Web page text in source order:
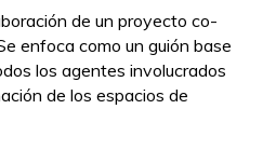
de un proyecto co-
enfoca como un guión base
los agentes involucrados
de los espacios de